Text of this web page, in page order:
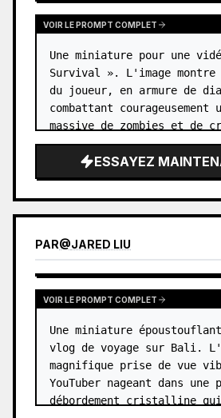
VOIR LE PROMPT COMPLET
Une miniature pour une
Survival ». L'image montre
du joueur, en armure de
combattant courageusement
massive de zombies et de
nuit. …
ESSAYEZ
PAR@JARED LIU
VOIR LE PROMPT COMPLET
Une miniature
vlog de voyage sur Bali.
magnifique prise de vue
YouTuber nageant dans une
débordement cristalline qui